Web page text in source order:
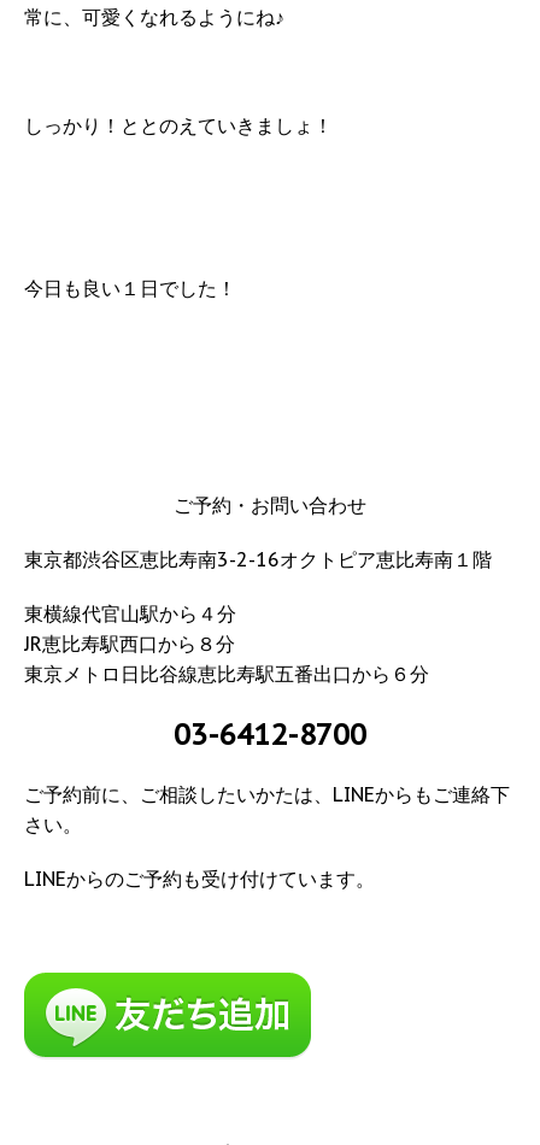
常に、可愛くなれるようにね♪
しっかり！ととのえていきましょ！
今日も良い１日でした！
ご予約・お問い合わせ
東京都渋谷区恵比寿南3-2-16オクトピア恵比寿南１階
東横線代官山駅から４分
JR恵比寿駅西口から８分
東京メトロ日比谷線恵比寿駅五番出口から６分
03-6412-8700
ご予約前に、ご相談したいかたは、LINEからもご連絡下
さい。
LINEからのご予約も受け付けています。